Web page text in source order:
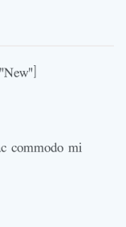
commodo mi